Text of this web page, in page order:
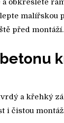
obkreslete
malířskou
před montáží.
a křehký
i čistou